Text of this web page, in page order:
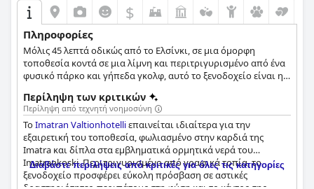
$
Πληροφορίες
Μόλις 45 λεπτά οδικώς από το Ελσίνκι, σε μια όμορφη
τοποθεσία κοντά σε μια λίμνη και περιτριγυρισμένο από ένα
φυσικό πάρκο και γήπεδα γκολφ, αυτό το ξενοδοχείο είναι η
Περίληψη των κριτικών
Περίληψη από τεχνητή νοημοσύνη
ΤοImatran Valtionhotelliεπαινείται ιδιαίτερα για την
εξαιρετική του τοποθεσία, φωλιασμένο στην καρδιά της
Imatra και δίπλα στα εμβληματικά ορμητικά νερά του
Imatrankoski. Περιτριγυρισμένο από γραφικά τοπία, το
ξενοδοχείο προσφέρει εύκολη πρόσβαση σε αστικές
Διαβάστε περιλήψεις από κριτικές για όλες τις κατηγορίες